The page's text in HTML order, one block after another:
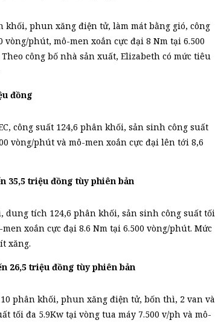
khối, phun xăng điện tử, làm mát bằng gió, công
vòng/phút, mô-men xoắn cực đại 8 Nm tại 6.500
công bố nhà sản xuất, Elizabeth có mức tiêu
đồng
công suất 124,6 phân khối, sản sinh công suất
vòng/phút và mô-men xoắn cực đại lên tới 8,6
35,5 triệu đồng tùy phiên bản
dung tích 124,6 phân khối, sản sinh công suất tối
xoắn cực đại 8.6 Nm tại 6.500 vòng/phút. Mức
xăng.
26,5 triệu đồng tùy phiên bản
phân khối, phun xăng điện tử, bốn thì, 2 van và
tối đa 5.9Kw tại vòng tua máy 7.500 v/ph và mô-